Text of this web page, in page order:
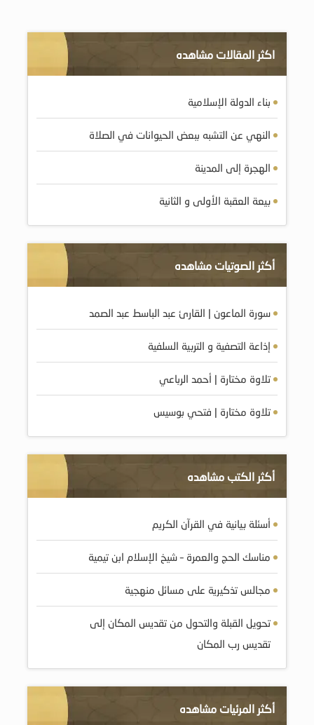
اكثر المقالات مشاهده
بناء الدولة الإسلامية
النهي عن التشبه ببعض الحيوانات في الصلاة
الهجرة إلى المدينة
بيعة العقبة الأولى و الثانية
أكثر الصوتيات مشاهده
سورة الماعون | القارئ عبد الباسط عبد الصمد
إذاعة التصفية و التربية السلفية
تلاوة مختارة | أحمد الرباعي
تلاوة مختارة | فتحي بوسيس
أكثر الكتب مشاهده
أسئلة بيانية في القرآن الكريم
مناسك الحج والعمرة – شيخ الإسلام ابن تيمية
مجالس تذكيرية على مسائل منهجية
تحويل القبلة والتحول من تقديس المكان إلى
تقديس رب المكان
أكثر المرئيات مشاهده